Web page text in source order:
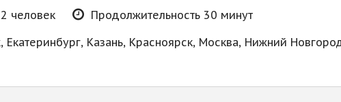
человек
Продолжительность 30 минут
Екатеринбург, Казань, Красноярск, Москва, Нижний